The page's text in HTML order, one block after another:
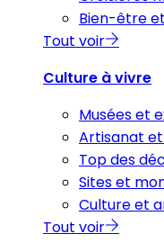
Bien-être
Tout voir
Culture à vivre
Musées et
Artisanat
Top des
Sites et
Culture et
Tout voir